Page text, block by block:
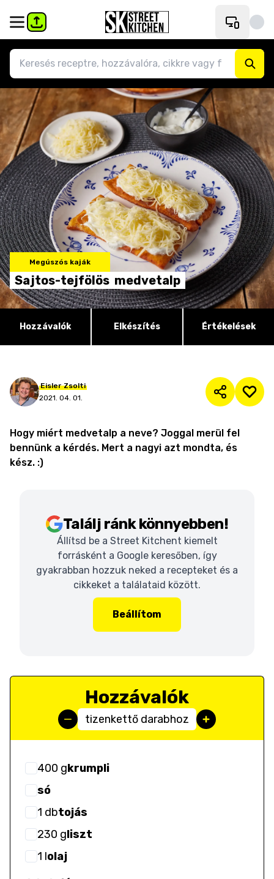
Megúszós kaják
Sajtos-tejfölös medvetalp
Hozzávalók Elkészítés Értékelések
Eisler Zsolti
2021. 04. 01.
Hogy miért medvetalp a neve? Joggal merül fel
bennünk a kérdés. Mert a nagyi azt mondta, és
kész. :)
Találj ránk könnyebben!
Állítsd be a Street Kitchent kiemelt
forrásként a Google keresőben, így
gyakrabban hozzuk neked a recepteket és a
cikkeket a találataid között.
Beállítom
Hozzávalók
tizenkettő darabhoz
400 gkrumpli
só
1 dbtojás
230 gliszt
1 lolaj